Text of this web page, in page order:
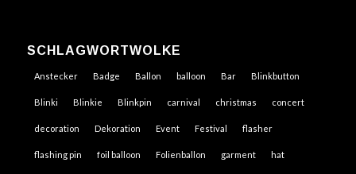
SCHLAGWORTWOLKE
Anstecker Badge Ballon balloon Bar Blinkbutton
Blinki Blinkie Blinkpin carnival christmas concert
decoration Dekoration Event Festival flasher
flashing pin foil balloon Folienballon garment hat